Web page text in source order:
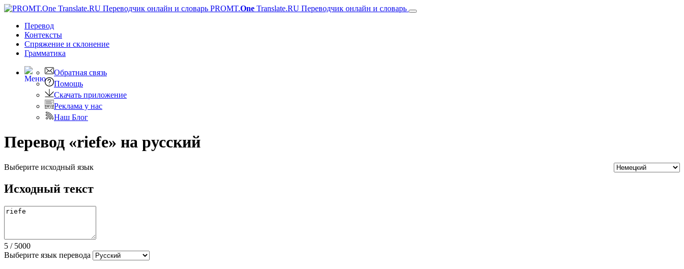
PROMT.One Translate.RU Переводчик онлайн и словарь
Перевод
Контексты
Спряжение и склонение
Грамматика
Обратная связь
Помощь
Скачать приложение
Реклама у нас
Наш Блог
Перевод «riefe» на русский
Выберите исходный язык
Исходный текст
5 / 5000
Выберите язык перевода